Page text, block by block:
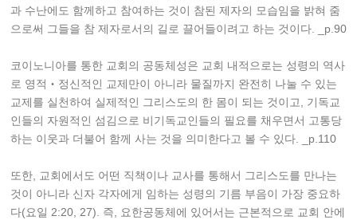
과 수난에도 함께하고 참여하는 것이 참된 제자의 모습임을 밝혀 줌
으로써 그들을 참 제자로서의 길로 끌어들이려고 하는 것이다. _p.90
코이노니아를 통한 교회의 공동체성은 교회 내적으로는 성령의 역사
로 영적‧정신적인 교제만이 아니라 물질까지 완전히 나눌 수 있는
교제를 실천하여 실제적인 그리스도의 한 몸이 되는 것이고, 기독교
인들의 자원적인 섬김으로 비기독교인들의 필요를 채우면서 고통당
하는 이웃과 더불어 함께 사는 것을 의미한다고 볼 수 있다. _p.110
또한, 교회에서도 어떤 직책이나 교사를 통해서 그리스도를 만나는
것이 아니라 신자 각자에게 임하는 성령의 기름 부음이 가장 중요하
다(요일 2:20, 27). 즉, 요한공동체에 있어서는 근본적으로 교회 안에